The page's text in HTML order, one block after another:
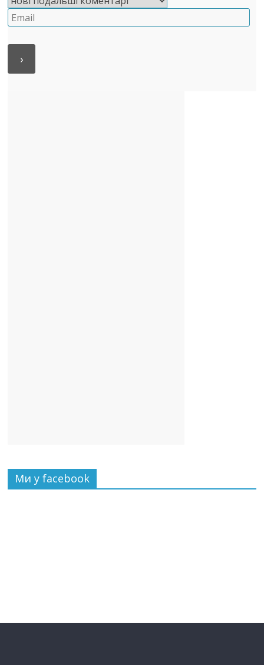
Ми у facebook